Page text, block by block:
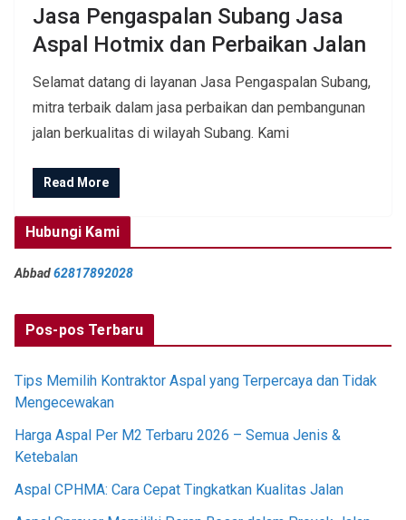
Jasa Pengaspalan Subang Jasa
Aspal Hotmix dan Perbaikan Jalan
Selamat datang di layanan Jasa Pengaspalan Subang,
mitra terbaik dalam jasa perbaikan dan pembangunan
jalan berkualitas di wilayah Subang. Kami
Read More
Hubungi Kami
Abbad62817892028
Pos-pos Terbaru
Tips Memilih Kontraktor Aspal yang Terpercaya dan Tidak
Mengecewakan
Harga Aspal Per M2 Terbaru 2026 – Semua Jenis &
Ketebalan
Aspal CPHMA: Cara Cepat Tingkatkan Kualitas Jalan